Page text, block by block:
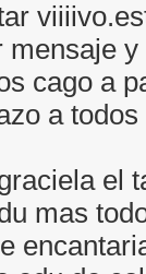
cago a
a
el
mas